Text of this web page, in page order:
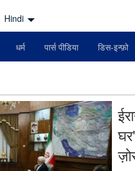
Hindi
धर्म पार्स पीडिया डिस-इन्फ़ो